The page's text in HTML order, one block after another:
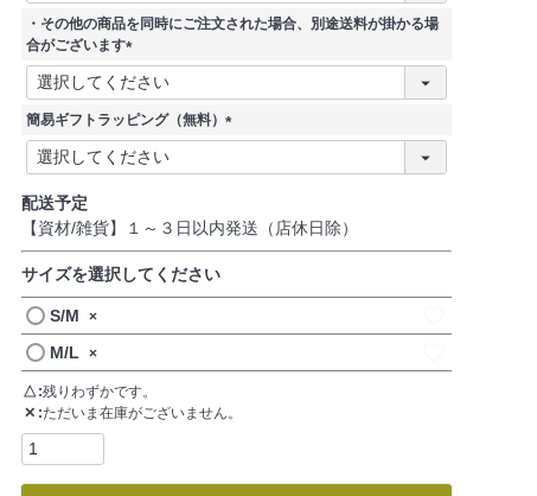
須
・その他の商品を同時にご注文された場合、別途送料が掛かる場
合がございます
(
必
須
簡易ギフトラッピング（無料）
(
配送予定
【資材/雑貨】１～３日以内発送（店休日除）
サイズを選択してください
S/M ×
M/L ×
△ 残りわずかです。
✕ ただいま在庫がございません。